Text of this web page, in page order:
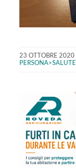
23 OTTOBRE 2020
PERSONA>SALUTE